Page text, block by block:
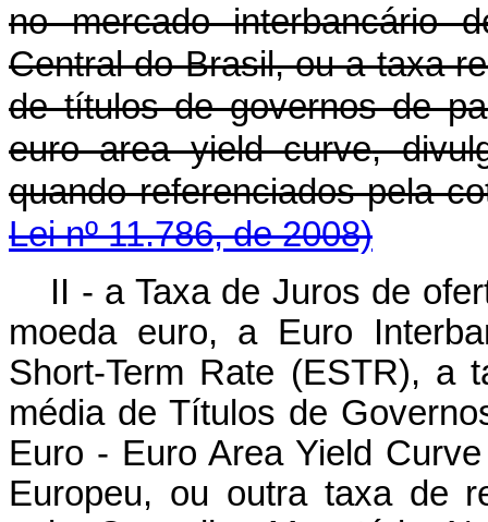
no mercado interbancário
Central do Brasil, ou a taxa
de títulos de governos de
euro area yield curve,
quando referenciados
Lei nº 11.786, de 2008)
II - a Taxa de Juros de
moeda euro, a Euro
Short-Term Rate (ESTR), a
média de Títulos de
Euro - Euro Area Yield
Europeu, ou outra taxa de